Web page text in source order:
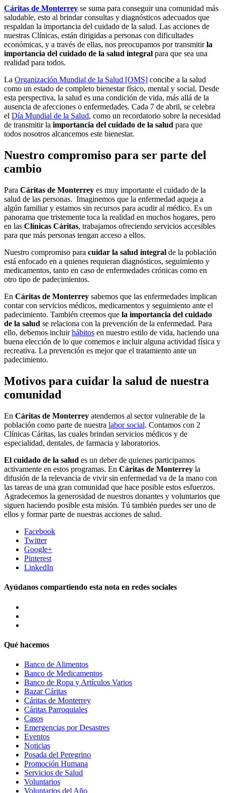
Cáritas de Monterrey se suma para conseguir una comunidad más
saludable, esto al brindar consultas y diagnósticos adecuados que
respaldan la importancia del cuidado de la salud. Las acciones de
nuestras Clínicas, están dirigidas a personas con dificultades
económicas, y a través de ellas, nos preocupamos por transmitirla
importancia del cuidado de la salud integral para que sea una
realidad para todos.
La Organización Mundial de la Salud [OMS] concibe a la salud
como un estado de completo bienestar físico, mental y social. Desde
esta perspectiva, la salud es una condición de vida, más allá de la
ausencia de afecciones o enfermedades. Cada 7 de abril, se celebra
el Día Mundial de la Salud, como un recordatorio sobre la necesidad
de transmitir la importancia del cuidado de la salud para que
todos nosotros alcancemos este bienestar.
Nuestro compromiso para ser parte del
cambio
Para Cáritas de Monterrey es muy importante el cuidado de la
salud de las personas. Imaginemos que la enfermedad aqueja a
algún familiar y estamos sin recursos para acudir al médico. Es un
panorama que tristemente toca la realidad en muchos hogares, pero
en las Clínicas Cáritas, trabajamos ofreciendo servicios accesibles
para que más personas tengan acceso a ellos.
Nuestro compromiso para cuidar la salud integral de la población
está enfocado en a quienes requieran diagnósticos, seguimiento y
medicamentos, tanto en caso de enfermedades crónicas como en
otro tipo de padecimientos.
En Cáritas de Monterrey sabemos que las enfermedades implican
contar con servicios médicos, medicamentos y seguimiento ante el
padecimiento. También creemos que la importancia del cuidado
de la salud se relaciona con la prevención de la enfermedad. Para
ello, debemos incluirhábitos en nuestro estilo de vida, haciendo una
buena elección de lo que comemos e incluir alguna actividad física y
recreativa. La prevención es mejor que el tratamiento ante un
padecimiento.
Motivos para cuidar la salud de nuestra
comunidad
En Cáritas de Monterrey atendemos al sector vulnerable de la
población como parte de nuestra labor social. Contamos con 2
Clínicas Cáritas, las cuales brindan servicios médicos y de
especialidad, dentales, de farmacia y laboratorios.
El cuidado de la salud es un deber de quienes participamos
activamente en estos programas. En Cáritas de Monterrey la
difusión de la relevancia de vivir sin enfermedad va de la mano con
las tareas de una gran comunidad que hace posible estos esfuerzos.
Agradecemos la generosidad de nuestros donantes y voluntarios que
siguen haciendo posible esta misión. Tú también puedes ser uno de
ellos y formar parte de nuestras acciones de salud.
Facebook
Twitter
Google+
Pinterest
LinkedIn
Ayúdanos compartiendo esta nota en redes sociales
Qué hacemos
Banco de Alimentos
Banco de Medicamentos
Banco de Ropa y Artículos Varios
Bazar Cáritas
Cáritas de Monterrey
Cáritas Parroquiales
Casos
Emergencias por Desastres
Eventos
Noticias
Posada del Peregrino
Promoción Humana
Servicios de Salud
Voluntarios
Voluntarios del Año